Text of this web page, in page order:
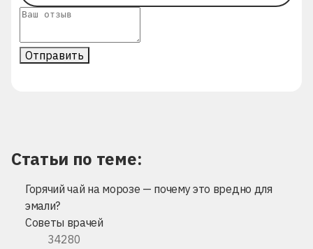
Отправить
Статьи по теме:
Горячий чай на морозе — почему это вредно для
эмали?
Советы врачей
34280